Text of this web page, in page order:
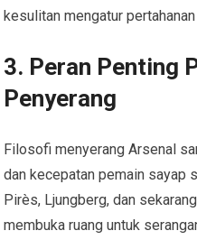
kesulitan mengatur
3. Peran Penting
Penyerang
Filosofi menyerang Arsenal
dan kecepatan pemain sayap
Pirès, Ljungberg, dan
membuka ruang untuk